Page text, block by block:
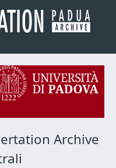
Archive